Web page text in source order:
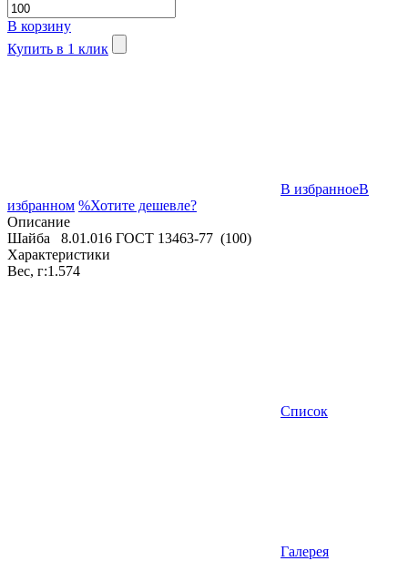
В корзину
Купить в 1 клик
В избранноеВ
избранном %Хотите дешевле?
Описание
Шайба 8.01.016 ГОСТ 13463-77 (100)
Характеристики
Вес, г:1.574
Список
Галерея